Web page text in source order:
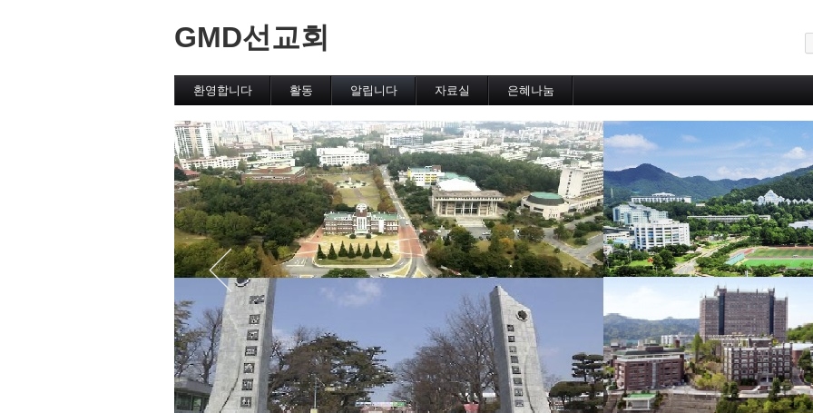
GMD선교회
환영합니다 활동 알립니다 자료실 은혜나눔